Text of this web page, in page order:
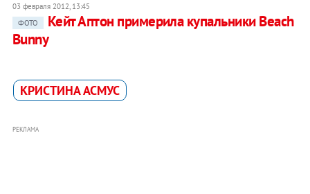
03 февраля 2012, 13:45
ФОТО
Кейт Аптон примерила купальники Beach
Bunny
КРИСТИНА АСМУС
РЕКЛАМА